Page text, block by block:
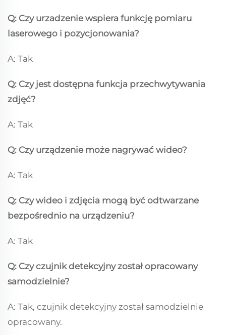
Q: Czy urzadzenie wspiera funkcję pomiaru
laserowego i pozycjonowania?
A: Tak
Q: Czy jest dostępna funkcja przechwytywania
zdjęć?
A: Tak
Q: Czy urządzenie może nagrywać wideo?
A: Tak
Q: Czy wideo i zdjęcia mogą być odtwarzane
bezpośrednio na urządzeniu?
A: Tak
Q: Czy czujnik detekcyjny został opracowany
samodzielnie?
A: Tak, czujnik detekcyjny został samodzielnie
opracowany.